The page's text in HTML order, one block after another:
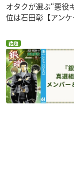
オタクが選ぶ“悪役
位は石田彰【アンケ
話題